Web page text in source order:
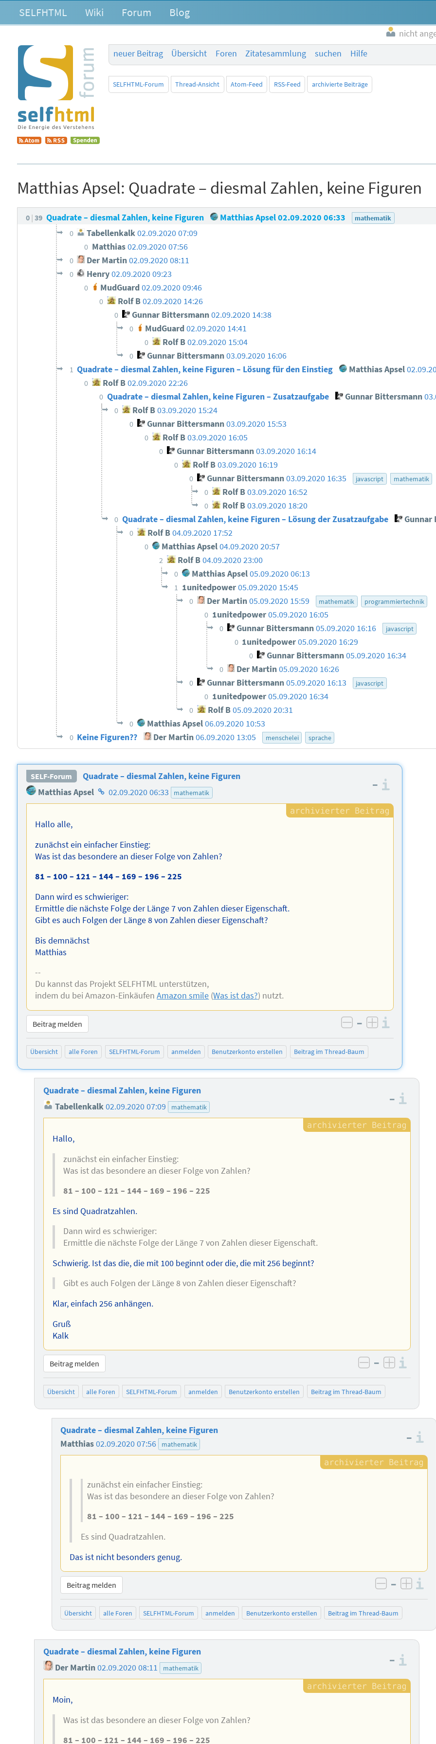
SELFHTML Wiki Forum Blog
nicht
neuer Beitrag
Übersicht Foren Zitatesammlung suchen Hilfe
SELFHTML-Forum Thread-Ansicht Atom-Feed RSS-Feed archivierte Beiträge
Matthias Apsel: Quadrate – diesmal Zahlen, keine Figuren
0 39 Quadrate – diesmal Zahlen, keine Figuren Matthias Apsel02.09.2020 06:33 mathematik
0 Tabellenkalk02.09.2020 07:09
0 Matthias02.09.2020 07:56
0 Der Martin02.09.2020 08:11
0 Henry02.09.2020 09:23
0 MudGuard 02.09.2020 09:46
0 Rolf B02.09.2020 14:26
0 Gunnar Bittersmann02.09.2020 14:38
0 MudGuard 02.09.2020 14:41
0 Rolf B02.09.2020 15:04
0 Gunnar Bittersmann 03.09.2020 16:06
1 Quadrate – diesmal Zahlen, keine Figuren – Lösung für den Einstieg Matthias Apsel
0 Rolf B02.09.2020 22:26
0 Quadrate – diesmal Zahlen, keine Figuren – Zusatzaufgabe Gunnar Bittersmann
0 Rolf B 03.09.2020 15:24
0 Gunnar Bittersmann 03.09.2020 15:53
0 Rolf B03.09.2020 16:05
0 Gunnar Bittersmann03.09.2020 16:14
0 Rolf B03.09.2020 16:19
0 Gunnar Bittersmann03.09.2020 16:35 javascript mathematik
0 Rolf B03.09.2020 16:52
0 Rolf B03.09.2020 18:20
0 Quadrate – diesmal Zahlen, keine Figuren – Lösung der Zusatzaufgabe Gunnar
0 Rolf B04.09.2020 17:52
0 Matthias Apsel04.09.2020 20:57
2 Rolf B04.09.2020 23:00
0 Matthias Apsel05.09.2020 06:13
1 1unitedpower05.09.2020 15:45
0 Der Martin05.09.2020 15:59 mathematik programmiertechnik
0 1unitedpower05.09.2020 16:05
0 Gunnar Bittersmann 05.09.2020 16:16 javascript
0 1unitedpower05.09.2020 16:29
0 Gunnar Bittersmann05.09.2020 16:34
0 Der Martin 05.09.2020 16:26
0 Gunnar Bittersmann05.09.2020 16:13 javascript
0 1unitedpower05.09.2020 16:34
0 Rolf B 05.09.2020 20:31
0 Matthias Apsel 06.09.2020 10:53
0 Keine Figuren?? Der Martin06.09.2020 13:05 menschelei sprache
SELF-Forum
Quadrate – diesmal Zahlen, keine Figuren
Matthias Apsel Homepage
des
02.09.2020 06:33 mathematik
–
Hallo alle,
zunächst ein einfacher Einstieg:
Was ist das besondere an dieser Folge von Zahlen?
81 – 100 – 121 – 144 – 169 – 196 – 225
Dann wird es schwieriger:
Ermittle die nächste Folge der Länge 7 von Zahlen dieser Eigenschaft.
Gibt es auch Folgen der Länge 8 von Zahlen dieser Eigenschaft?
Bis demnächst
Matthias
--
Du kannst das Projekt SELFHTML unterstützen,
indem du bei Amazon-EinkäufenAmazon smile (Was ist das?) nutzt.
Beitrag melden negativ bewerten
– positiv
Übersicht alle Foren SELFHTML-Forum anmelden Benutzerkonto erstellen Beitrag im Thread-Baum
Quadrate – diesmal Zahlen, keine Figuren
Tabellenkalk02.09.2020 07:09 mathematik
–
Hallo,
zunächst ein einfacher Einstieg:
Was ist das besondere an dieser Folge von Zahlen?
81 – 100 – 121 – 144 – 169 – 196 – 225
Es sind Quadratzahlen.
Dann wird es schwieriger:
Ermittle die nächste Folge der Länge 7 von Zahlen dieser Eigenschaft.
Schwierig. Ist das die, die mit 100 beginnt oder die, die mit 256 beginnt?
Gibt es auch Folgen der Länge 8 von Zahlen dieser Eigenschaft?
Klar, einfach 256 anhängen.
Gruß
Kalk
Beitrag melden negativ
– positiv
Übersicht alle Foren SELFHTML-Forum anmelden Benutzerkonto erstellen Beitrag im Thread-Baum
Quadrate – diesmal Zahlen, keine Figuren
Matthias02.09.2020 07:56 mathematik –
zunächst ein einfacher Einstieg:
Was ist das besondere an dieser Folge von Zahlen?
81 – 100 – 121 – 144 – 169 – 196 – 225
Es sind Quadratzahlen.
Das ist nicht besonders genug.
Beitrag melden negativ
–
Übersicht alle Foren SELFHTML-Forum anmelden Benutzerkonto erstellen Beitrag im Thread-Baum
Quadrate – diesmal Zahlen, keine Figuren
Der Martin02.09.2020 08:11 mathematik
–
Moin,
Was ist das besondere an dieser Folge von Zahlen?
81 – 100 – 121 – 144 – 169 – 196 – 225